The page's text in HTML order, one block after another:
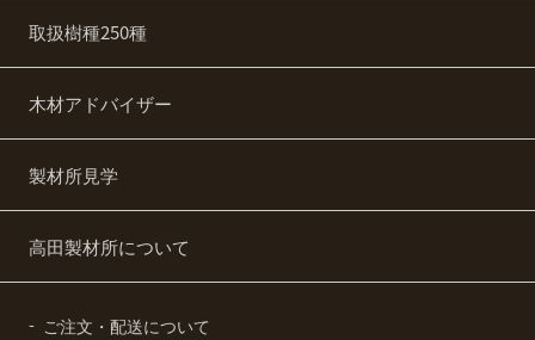
取扱樹種250種
木材アドバイザー
製材所見学
高田製材所について
ご注文・配送について